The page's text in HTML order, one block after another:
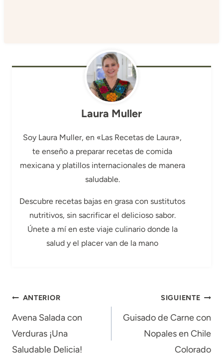
Laura Muller
Soy Laura Muller, en «Las Recetas de Laura»,
te enseño a preparar recetas de comida
mexicana y platillos internacionales de manera
saludable.
Descubre recetas bajas en grasa con sustitutos
nutritivos, sin sacrificar el delicioso sabor.
Únete a mí en este viaje culinario donde la
salud y el placer van de la mano
Navegación
de
entradas
ANTERIOR
Avena Salada con
Verduras ¡Una
Saludable Delicia!
SIGUIENTE
Guisado de Carne con
Nopales en Chile
Colorado